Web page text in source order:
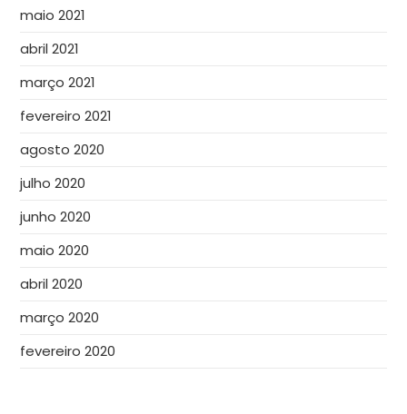
maio 2021
abril 2021
março 2021
fevereiro 2021
agosto 2020
julho 2020
junho 2020
maio 2020
abril 2020
março 2020
fevereiro 2020